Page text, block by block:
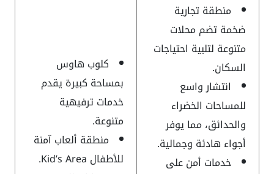
منطقة تجارية
ضخمة تضم محلات
متنوعة لتلبية احتياجات
السكان.
انتشار واسع
للمساحات الخضراء
والحدائق، مما يوفر
أجواء هادئة وجمالية.
خدمات أمن على
كلوب هاوس
بمساحة كبيرة يقدم
خدمات ترفيهية
متنوعة.
منطقة ألعاب آمنة
للأطفال Kid’s Area.